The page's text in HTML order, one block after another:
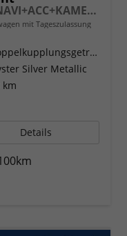
Business DSG+AHK+PANO+NAVI+ACC+KAMERA+LED+MASSAGE
mit Tageszulassung
Doppelkupplungsgetriebe (DSG)
Silver Metallic
km
Details